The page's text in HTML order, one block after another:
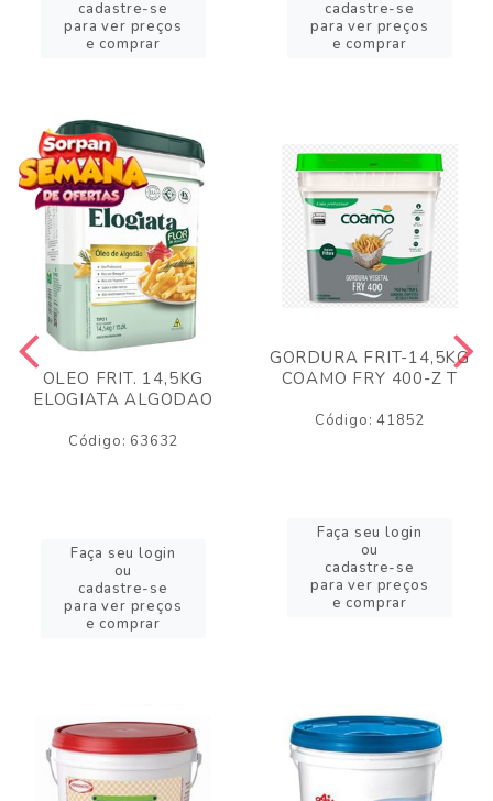
cadastre-se
para ver preços
e comprar
cadastre-se
para ver preços
e comprar
OLEO FRIT. 14,5KG
ELOGIATA ALGODAO
Código: 63632
Faça seu login
ou
cadastre-se
para ver preços
e comprar
GORDURA FRIT-14,5KG
COAMO FRY 400-Z T
Código: 41852
Faça seu login
ou
cadastre-se
para ver preços
e comprar